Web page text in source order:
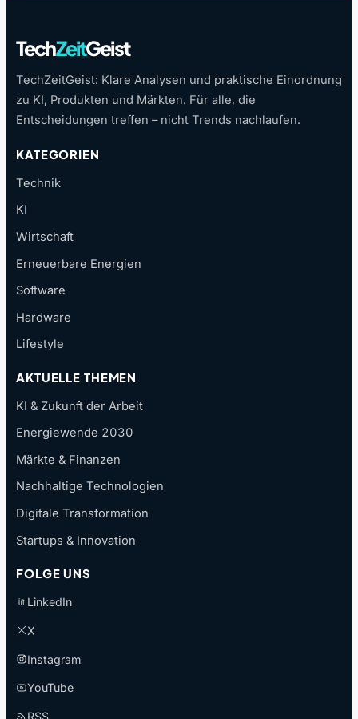
TechZeitGeist
TechZeitGeist: Klare Analysen und praktische Einordnung
zu KI, Produkten und Märkten. Für alle, die
Entscheidungen treffen – nicht Trends nachlaufen.
KATEGORIEN
Technik
KI
Wirtschaft
Erneuerbare Energien
Software
Hardware
Lifestyle
AKTUELLE THEMEN
KI & Zukunft der Arbeit
Energiewende 2030
Märkte & Finanzen
Nachhaltige Technologien
Digitale Transformation
Startups & Innovation
FOLGE UNS
LinkedIn
X
Instagram
YouTube